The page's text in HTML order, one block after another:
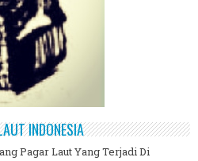
INDONESIA
Pagar Laut Yang Terjadi Di